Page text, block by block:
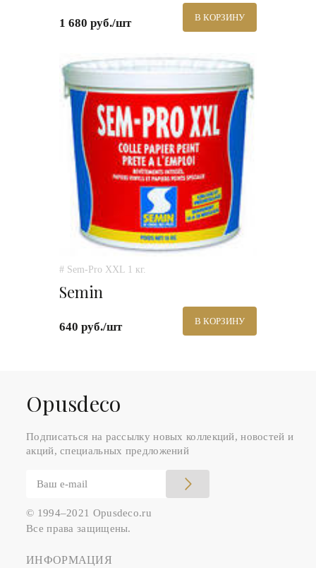
1 680 руб./шт В КОРЗИНУ
# Sem-Pro XXL 1 кг.
Semin
640 руб./шт В КОРЗИНУ
Оpusdeco
Подписаться на рассылку новых коллекций, новостей и
акций, специальных предложений
© 1994–2021 Opusdeco.ru
Все права защищены.
ИНФОРМАЦИЯ